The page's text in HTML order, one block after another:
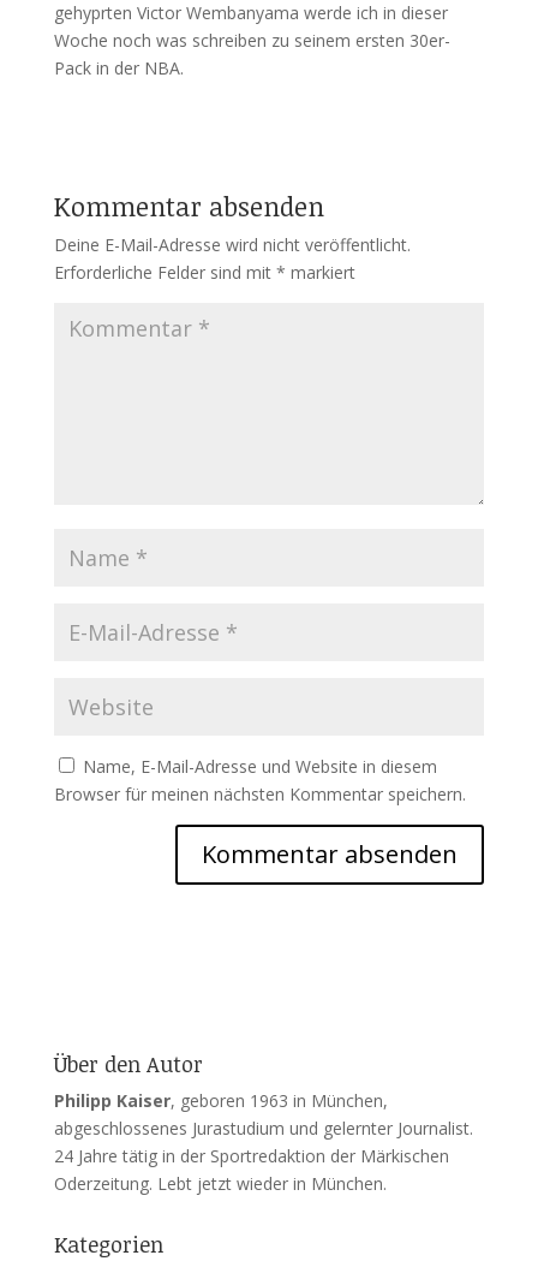
gehyprten Victor Wembanyama werde ich in dieser
Woche noch was schreiben zu seinem ersten 30er-
Pack in der NBA.
Kommentar absenden
Deine E-Mail-Adresse wird nicht veröffentlicht.
Erforderliche Felder sind mit * markiert
Name, E-Mail-Adresse und Website in diesem
Browser für meinen nächsten Kommentar speichern.
Über den Autor
Philipp Kaiser, geboren 1963 in München,
abgeschlossenes Jurastudium und gelernter Journalist.
24 Jahre tätig in der Sportredaktion der Märkischen
Oderzeitung. Lebt jetzt wieder in München.
Kategorien